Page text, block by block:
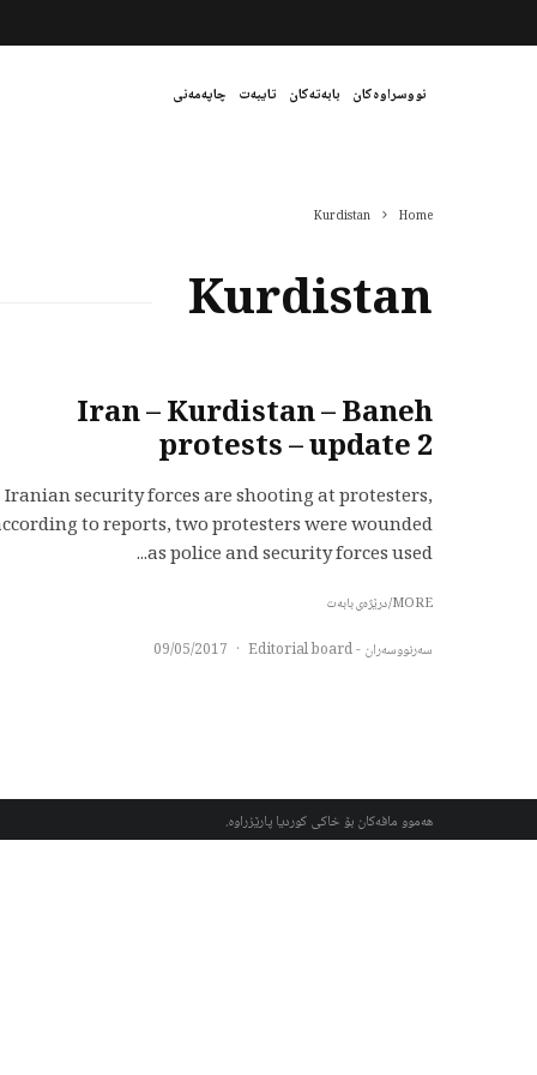
نووسراوەکان بابەتەکان تایبەت چاپەمەنی
Home
Kurdistan
Kurdistan
Iran – Kurdistan – Baneh
protests – update 2
Iranian security forces are shooting at protesters,
to reports, two protesters were wounded
as police and security forces used...
MORE/درێژەی بابەت
سەرنووسەران - Editorial board ·
09/05/2017
هەموو مافەکان بۆ خاکی کوردیا پارێزراوە.